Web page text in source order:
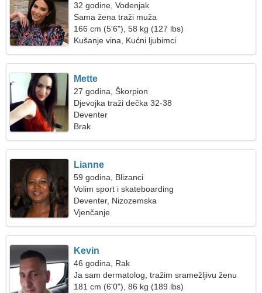
32 godine, Vodenjak
Sama žena traži muža
166 cm (5'6"), 58 kg (127 lbs)
Kušanje vina, Kućni ljubimci
Mette
27 godina, Škorpion
Djevojka traži dečka 32-38
Deventer
Brak
Lianne
59 godina, Blizanci
Volim sport i skateboarding
Deventer, Nizozemska
Vjenčanje
Kevin
46 godina, Rak
Ja sam dermatolog, tražim sramežljivu ženu
181 cm (6'0"), 86 kg (189 lbs)